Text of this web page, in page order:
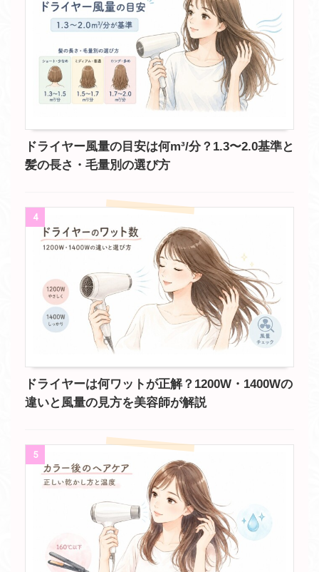
ドライヤー風量の目安は何m³/分？1.3〜2.0基準と
髪の長さ・毛量別の選び方
4
ドライヤーは何ワットが正解？1200W・1400Wの
違いと風量の見方を美容師が解説
5